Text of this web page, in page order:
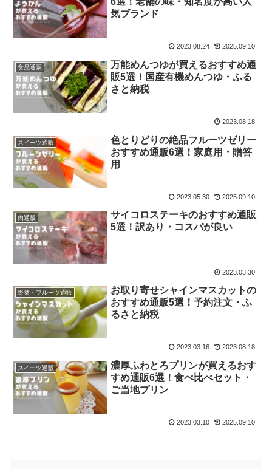
気ブランド
2023.08.24 2025.09.10
食品通販
万能めんつゆが買えるおすすめ通
販5選！国産有機めんつゆ・ふる
さと納税
2023.08.18
スイーツ通販
色とりどりの絶品フルーツゼリー
おすすめ通販6選！家庭用・贈答
用
2023.05.30 2025.09.10
肉通販
サイコロステーキのおすすめ通販
5選！訳あり・コスパが良い
2023.03.30
野菜・フルーツ通販
お取り寄せシャインマスカットの
おすすめ通販5選！予約注文・ふ
るさと納税
2023.03.16 2023.08.18
スイーツ通販
濃厚ふわとろプリンが買えるおす
すめ通販6選！食べ比べセット・
ご当地プリン
2023.03.10 2025.09.10